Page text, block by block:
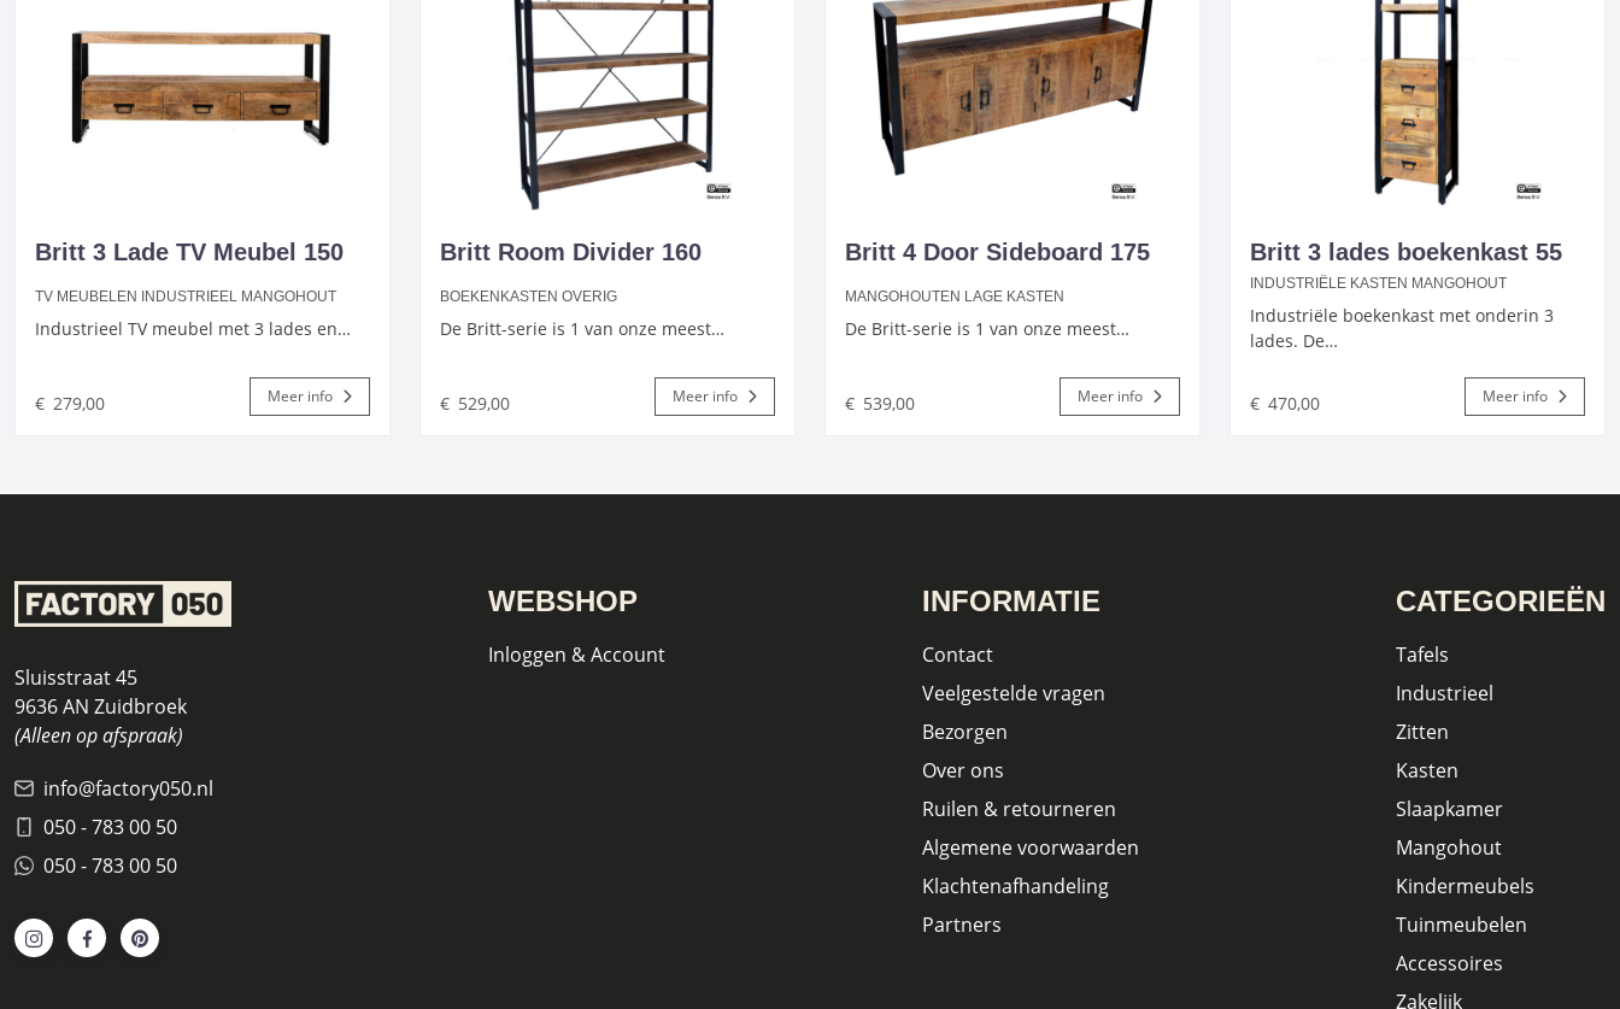
Britt 3 Lade TV Meubel 150
TV MEUBELEN INDUSTRIEEL MANGOHOUT
Industrieel TV meubel met 3 lades en…
€ 279,00 Meer info
Britt Room Divider 160
BOEKENKASTEN OVERIG
De Britt-serie is 1 van onze meest…
€ 529,00 Meer info
Britt 4 Door Sideboard 175
MANGOHOUTEN LAGE KASTEN
De Britt-serie is 1 van onze meest…
€ 539,00 Meer info
Britt 3 lades boekenkast 55
INDUSTRIËLE KASTEN MANGOHOUT
Industriële boekenkast met onderin 3
lades. De…
€ 470,00 Meer info
Sluisstraat 45
9636 AN Zuidbroek
(Alleen op afspraak)
info@factory050.nl
050 - 783 00 50
050 - 783 00 50
WEBSHOP
Inloggen & Account
INFORMATIE
Contact
Veelgestelde vragen
Bezorgen
Over ons
Ruilen & retourneren
Algemene voorwaarden
Klachtenafhandeling
Partners
CATEGORIEËN
Tafels
Industrieel
Zitten
Kasten
Slaapkamer
Mangohout
Kindermeubels
Tuinmeubelen
Accessoires
Zakelijk